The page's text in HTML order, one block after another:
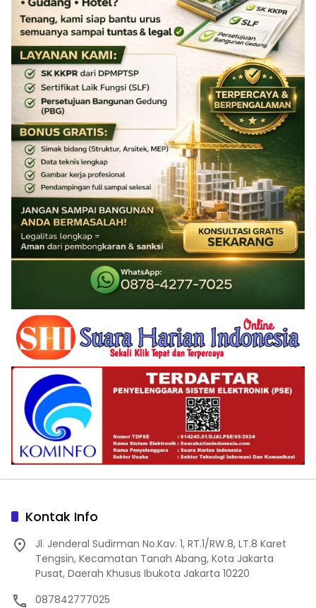
Kontak Info
Jl. Jenderal Sudirman No.Kav. 1, RT.1/RW.8, LT.8 Karet
Tengsin, Kecamatan Tanah Abang, Kota Jakarta
Pusat, Daerah Khusus Ibukota Jakarta 10220
087842777025